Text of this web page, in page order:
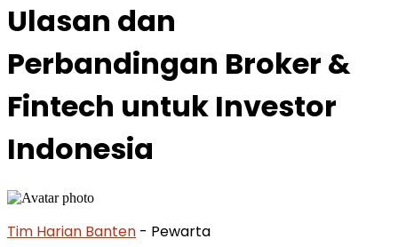
Ulasan dan
Perbandingan Broker &
Fintech untuk Investor
Indonesia
Tim Harian Banten - Pewarta